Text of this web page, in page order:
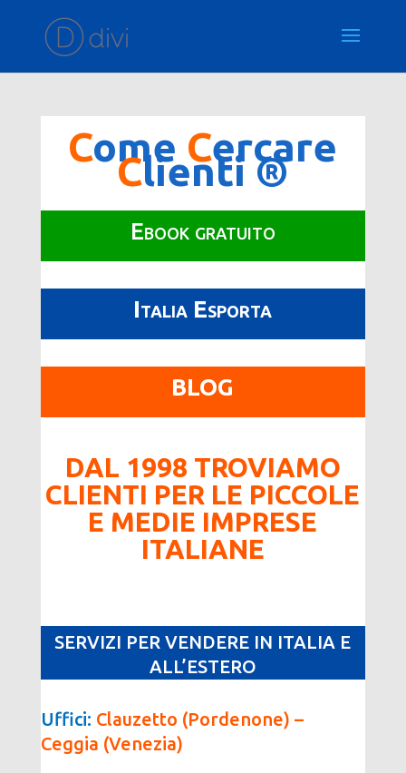
Come Cercare
Clienti ®
Ebook gratuito
Italia Esporta
BLOG
DAL 1998 TROVIAMO
CLIENTI PER LE PICCOLE
E MEDIE IMPRESE
ITALIANE
SERVIZI PER VENDERE IN ITALIA E
ALL’ESTERO
Uffici: Clauzetto (Pordenone) –
Ceggia (Venezia)